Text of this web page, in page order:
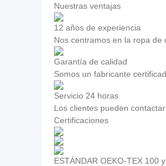
Nuestras ventajas
12 años de experiencia
Nos centramos en la ropa de
Garantía de calidad
Somos un fabricante
Servicio 24 horas
Los clientes pueden
Certificaciones
ESTÁNDAR OEKO-TEX 100 y